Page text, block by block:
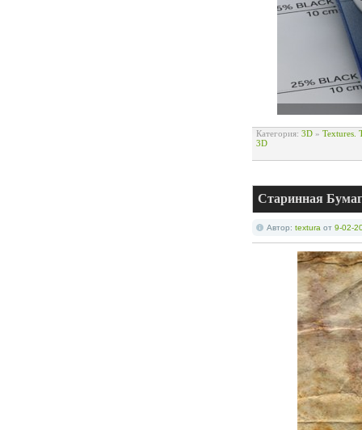
Категория: 3D » Textures.
3D
Старинная
Автор: textura от 9-02-